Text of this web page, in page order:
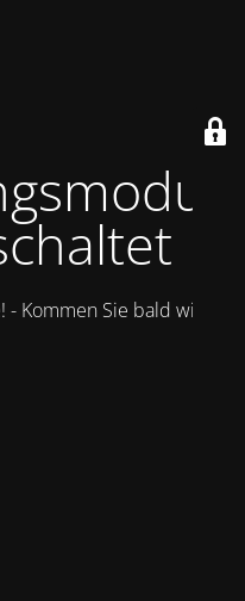
Kommen Sie bald wieder.